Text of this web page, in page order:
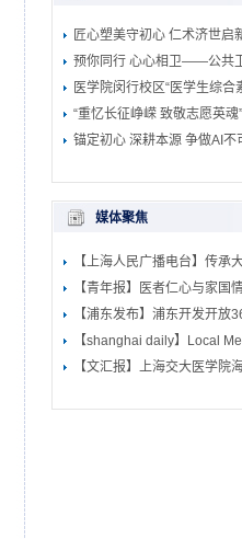
匠心塑美守初心 仁术济世
预你同行 心心相卫——公共
医学院闵行校区“医学生综
“重忆长征峥嵘 致敬志愿英
锚定初心 深耕本源 争做AI
媒体聚焦
【上海人民广播电台】传承
【青年报】医者仁心与家国
【浦东发布】浦东开发开放
【shanghai daily】Local
【文汇报】上海交大医学院